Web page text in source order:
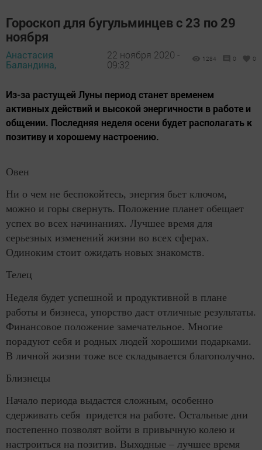
Гороскоп для бугульминцев с 23 по 29
ноября
Анастасия
Баландина,
22 ноября 2020 -
09:32
1284 0 0
Из-за растущей Луны период станет временем
активных действий и высокой энергичности в работе и
общении. Последняя неделя осени будет располагать к
позитиву и хорошему настроению.
Овен
Ни о чем не беспокойтесь, энергия бьет ключом,
можно и горы свернуть. Положение планет обещает
успех во всех начинаниях. Лучшее время для
серьезных изменений жизни во всех сферах.
Одиноким стоит ожидать новых знакомств.
Телец
Неделя будет успешной и продуктивной в плане
работы и бизнеса, упорство даст отличные результаты.
Финансовое положение замечательное. Многие
порадуют себя и родных людей хорошими подарками.
В личной жизни тоже все складывается благополучно.
Близнецы
Начало периода выдастся сложным, особенно
сдерживать себя придется на работе. Остальные дни
постепенно позволят войти в привычную колею и
настроиться на позитив. Выходные – лучшее время